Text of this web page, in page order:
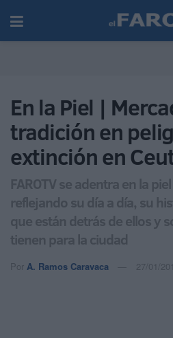
En la Piel |
tradición en
extinción en
FAROTV se adentra en la
reflejando su día a día, su
que están detrás de ellos y
tienen para la ciudad
Por A. Ramos Caravaca 27/01/